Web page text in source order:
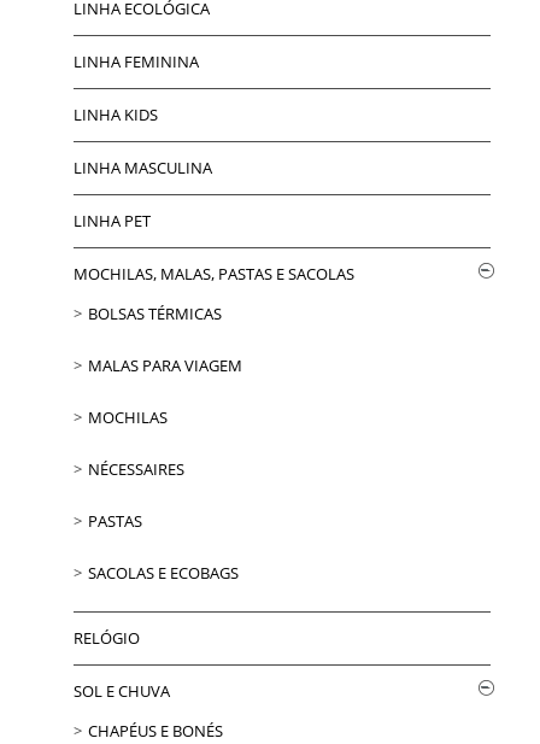
LINHA ECOLÓGICA
LINHA FEMININA
LINHA KIDS
LINHA MASCULINA
LINHA PET
MOCHILAS, MALAS, PASTAS E SACOLAS
BOLSAS TÉRMICAS
MALAS PARA VIAGEM
MOCHILAS
NÉCESSAIRES
PASTAS
SACOLAS E ECOBAGS
RELÓGIO
SOL E CHUVA
CHAPÉUS E BONÉS